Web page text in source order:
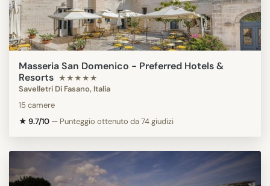
Masseria San Domenico - Preferred Hotels &
Resorts ★★★★★
Savelletri Di Fasano, Italia
15 camere
★ 9.7/10 — Punteggio ottenuto da 74 giudizi